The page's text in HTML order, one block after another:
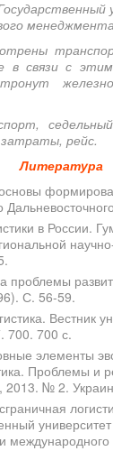
в связи с
рейс.
Литература
в России.
проблемы
С. 56-59.
Вестник
700. 700 с.
элементы
Проблемы
2013. № 2.